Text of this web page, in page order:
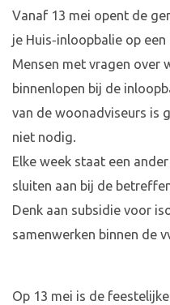
Vanaf 13 mei opent de
je Huis‑inloopbalie op
Mensen met vragen over
binnenlopen bij de
van de woonadviseurs is
niet nodig.
Elke week staat een
sluiten aan bij de
Denk aan subsidie voor
samenwerken binnen de
Op 13 mei is de